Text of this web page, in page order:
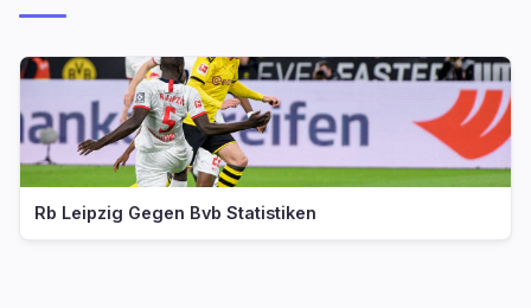
Rb Leipzig Gegen Bvb Statistiken